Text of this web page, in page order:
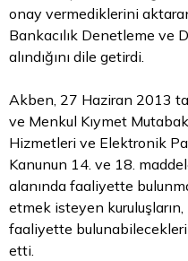
onay vermediklerini
Bankacılık Denetleme ve
alındığını dile getirdi.
Akben, 27 Haziran 2013
ve Menkul Kıymet
Hizmetleri ve Elektronik
Kanunun 14. ve 18.
alanında faaliyette
etmek isteyen
faaliyette
etti.